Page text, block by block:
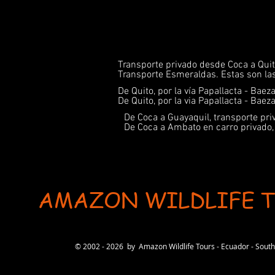
Transporte privado desde Coca a
Transporte Esmeraldas. Estas son
De Quito, por la vía Papallacta -
De Quito, por la via Papallacta -
De Coca a Guayaquil, transporte
De Coca a Ambato en carro
AMAZON WILDLIFE
© 2002 - 2026 by Amazon Wildlife Tours - Ecuador -
User-agent: * Allow: / # Optimization for Google Ads Bot User-Agent: AdsBot-Google-Mobile